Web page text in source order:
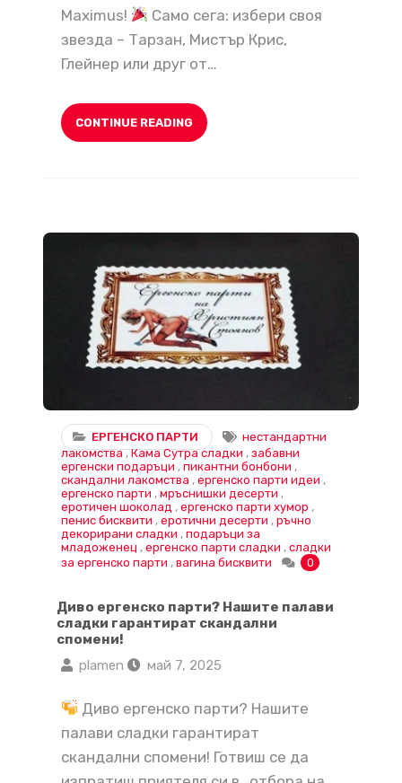
Maximus!
Само сега: избери своя
звезда – Тарзан, Мистър Крис,
Глейнер или друг от…
CONTINUE READING
ЕРГЕНСКО ПАРТИ
нестандартни
лакомства ,Кама Сутра сладки , забавни
ергенски подаръци , пикантни бонбони ,
скандални лакомства , ергенско парти идеи ,
ергенско парти , мръснишки десерти ,
еротичен шоколад , ергенско парти хумор ,
пенис бисквити , еротични десерти , ръчно
декорирани сладки , подаръци за
младоженец , ергенско парти сладки , сладки
за ергенско парти , вагина бисквити 0
Диво ергенско парти? Нашите палави
сладки гарантират скандални
спомени!
plamen
май 7, 2025
Диво ергенско парти? Нашите
палави сладки гарантират
скандални спомени! Готвиш се да